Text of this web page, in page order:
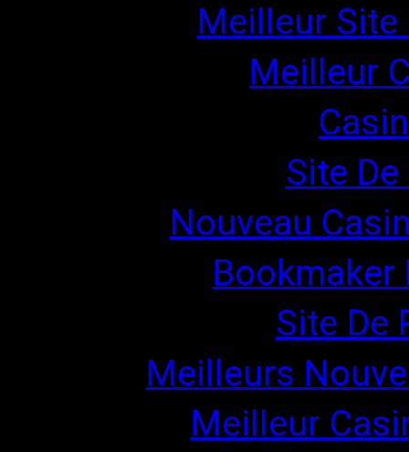
Meilleur Site
Meilleur
Site
Nouveau
Bookmaker
Site De
Meilleurs
Meilleur